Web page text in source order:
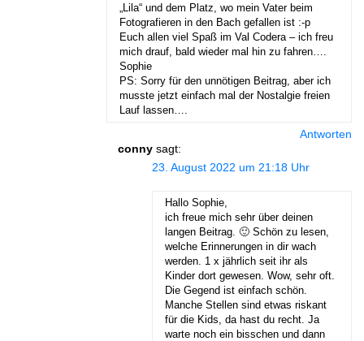
„Lila“ und dem Platz, wo mein Vater beim
Fotografieren in den Bach gefallen ist :-p
Euch allen viel Spaß im Val Codera – ich freu
mich drauf, bald wieder mal hin zu fahren….
Sophie
PS: Sorry für den unnötigen Beitrag, aber ich
musste jetzt einfach mal der Nostalgie freien
Lauf lassen….
Antworten
conny sagt:
23. August 2022 um 21:18 Uhr
Hallo Sophie,
ich freue mich sehr über deinen
langen Beitrag. 🙂 Schön zu lesen,
welche Erinnerungen in dir wach
werden. 1 x jährlich seit ihr als
Kinder dort gewesen. Wow, sehr oft.
Die Gegend ist einfach schön.
Manche Stellen sind etwas riskant
für die Kids, da hast du recht. Ja
warte noch ein bisschen und dann